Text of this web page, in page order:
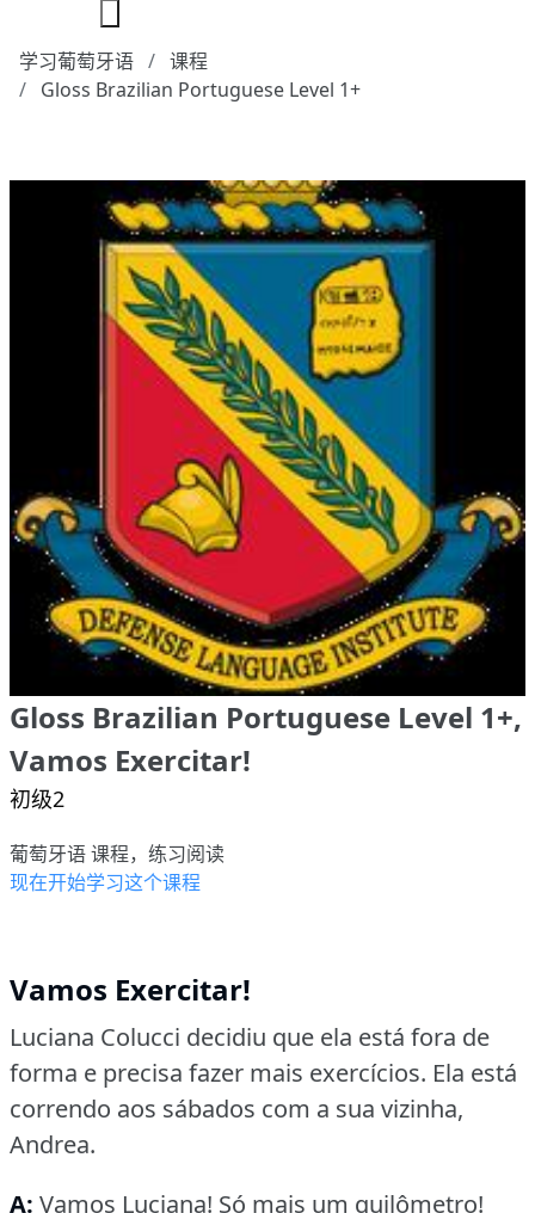
学习葡萄牙语
课程
Gloss Brazilian Portuguese Level 1+
Gloss Brazilian Portuguese Level 1+,
Vamos Exercitar!
初级2
葡萄牙语 课程，练习阅读
现在开始学习这个课程
Vamos Exercitar!
Luciana Colucci decidiu que ela está fora de
forma e precisa fazer mais exercícios. Ela está
correndo aos sábados com a sua vizinha,
Andrea.
A: Vamos Luciana! Só mais um quilômetro!